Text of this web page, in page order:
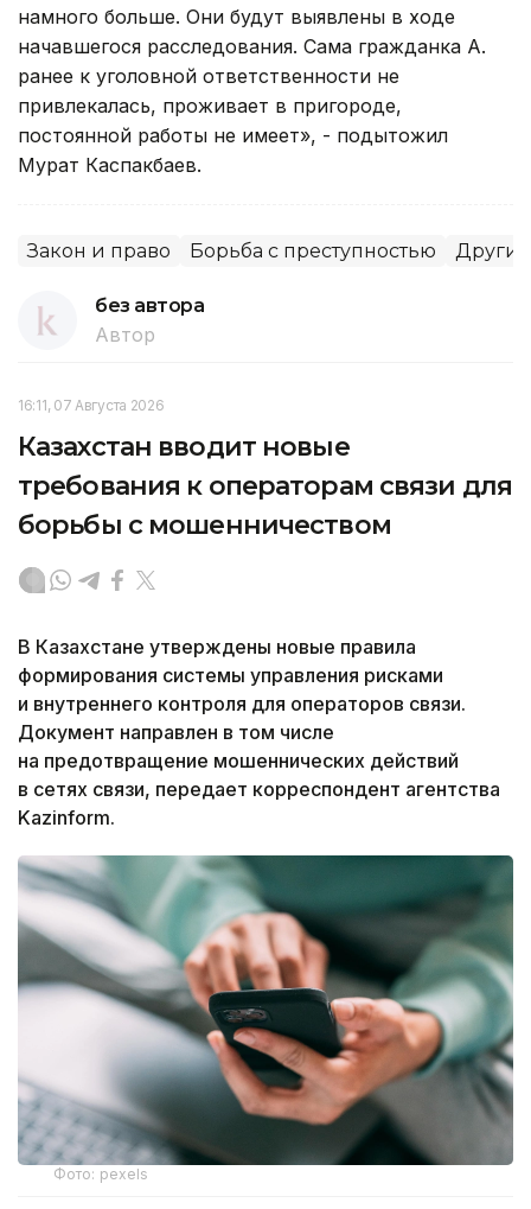
намного больше. Они будут выявлены в ходе
начавшегося расследования. Сама гражданка А.
ранее к уголовной ответственности не
привлекалась, проживает в пригороде,
постоянной работы не имеет», - подытожил
Мурат Каспакбаев.
Закон и право Борьба с преступностью
без автора
Автор
16:11, 07 Августа 2026
Казахстан вводит новые
требования к операторам связи для
борьбы с мошенничеством
В Казахстане утверждены новые правила
формирования системы управления рисками
и внутреннего контроля для операторов связи.
Документ направлен в том числе
на предотвращение мошеннических действий
в сетях связи, передает корреспондент агентства
Kazinform.
Фото: pexels